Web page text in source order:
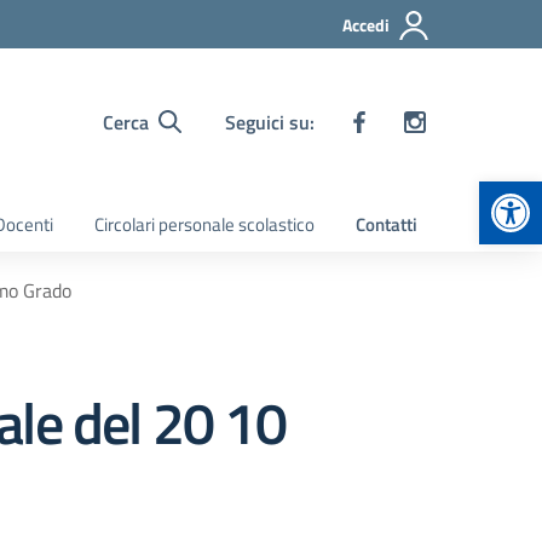
Accedi
Cerca Seguici su:
Circolari personale scolastico Contatti
Grado
del 20 10